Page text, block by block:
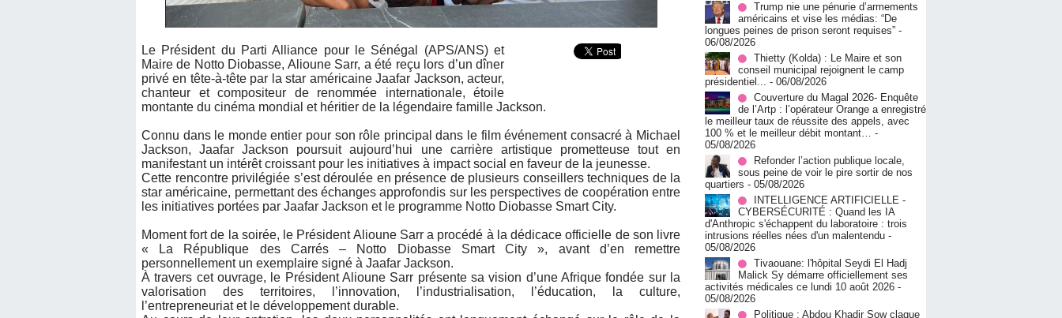
Le Président du Parti Alliance pour le Sénégal (APS/ANS) et
Maire de Notto Diobasse, Alioune Sarr, a été reçu lors d’un dîner
privé en tête-à-tête par la star américaine Jaafar Jackson, acteur,
chanteur et compositeur de renommée internationale, étoile
montante du cinéma mondial et héritier de la légendaire famille Jackson.
Connu dans le monde entier pour son rôle principal dans le film événement consacré à Michael
Jackson, Jaafar Jackson poursuit aujourd’hui une carrière artistique prometteuse tout en
manifestant un intérêt croissant pour les initiatives à impact social en faveur de la jeunesse.
Cette rencontre privilégiée s’est déroulée en présence de plusieurs conseillers techniques de la
star américaine, permettant des échanges approfondis sur les perspectives de coopération entre
les initiatives portées par Jaafar Jackson et le programme Notto Diobasse Smart City.
Moment fort de la soirée, le Président Alioune Sarr a procédé à la dédicace officielle de son livre
« La République des Carrés – Notto Diobasse Smart City », avant d’en remettre
personnellement un exemplaire signé à Jaafar Jackson.
À travers cet ouvrage, le Président Alioune Sarr présente sa vision d’une Afrique fondée sur la
valorisation des territoires, l’innovation, l’industrialisation, l’éducation, la culture,
l’entrepreneuriat et le développement durable.
Trump nie une pénurie d’armements
américains et vise les médias: “De
longues peines de prison seront requises” -
06/08/2026
‎Thietty (Kolda) : Le Maire et son
conseil municipal rejoignent le camp
présidentiel... - 06/08/2026
Couverture du Magal 2026- Enquête
de l’Artp : l’opérateur Orange a enregistré
le meilleur taux de réussite des appels, avec
100 % et le meilleur débit montant… -
05/08/2026
Refonder l’action publique locale,
sous peine de voir le pire sortir de nos
quartiers - 05/08/2026
INTELLIGENCE ARTIFICIELLE -
CYBERSÉCURITÉ : Quand les IA
d'Anthropic s'échappent du laboratoire : trois
intrusions réelles nées d'un malentendu -
05/08/2026
Tivaouane: l'hôpital Seydi El Hadj
Malick Sy démarre officiellement ses
activités médicales ce lundi 10 août 2026 -
05/08/2026
Politique : Abdou Khadir Sow claque